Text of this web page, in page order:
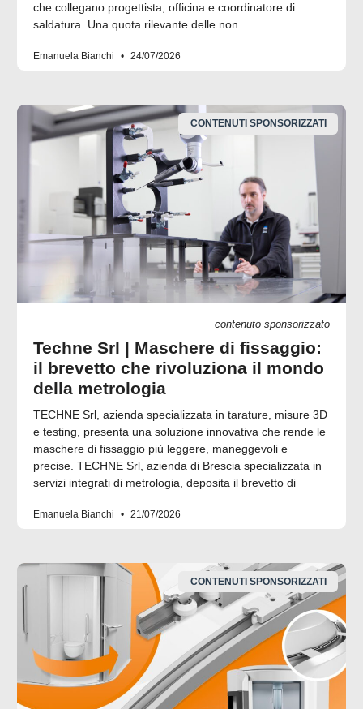
che collegano progettista, officina e coordinatore di
saldatura. Una quota rilevante delle non
Emanuela Bianchi 24/07/2026
CONTENUTI SPONSORIZZATI
contenuto sponsorizzato
Techne Srl | Maschere di fissaggio:
il brevetto che rivoluziona il mondo
della metrologia
TECHNE Srl, azienda specializzata in tarature, misure 3D
e testing, presenta una soluzione innovativa che rende le
maschere di fissaggio più leggere, maneggevoli e
precise. TECHNE Srl, azienda di Brescia specializzata in
servizi integrati di metrologia, deposita il brevetto di
Emanuela Bianchi 21/07/2026
CONTENUTI SPONSORIZZATI